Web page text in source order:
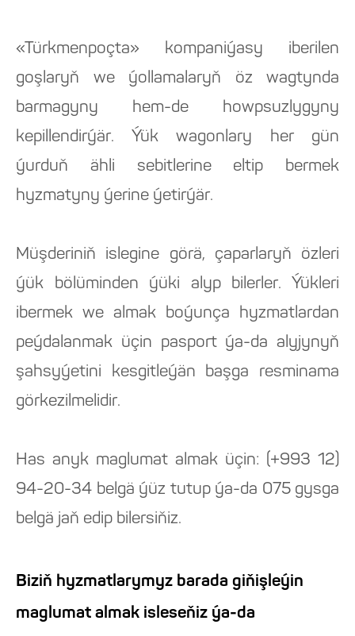
«Türkmenpoçta» kompaniýasy iberilen
goşlaryň we ýollamalaryň öz wagtynda
barmagyny hem-de howpsuzlygyny
kepillendirýär. Ýük wagonlary her gün
ýurduň ähli sebitlerine eltip bermek
hyzmatyny ýerine ýetirýär.
Müşderiniň islegine görä, çaparlaryň özleri
ýük bölüminden ýüki alyp bilerler. Ýükleri
ibermek we almak boýunça hyzmatlardan
peýdalanmak üçin pasport ýa-da alyjynyň
şahsyýetini kesgitleýän başga resminama
görkezilmelidir.
Has anyk maglumat almak üçin: (+993 12)
94-20-34 belgä ýüz tutup ýa-da 075 gysga
belgä jaň edip bilersiňiz.
Biziň hyzmatlarymyz barada giňişleýin
maglumat almak isleseňiz ýa-da